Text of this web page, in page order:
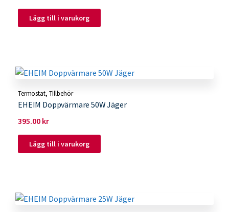
Lägg till i varukorg
Termostat, Tillbehör
EHEIM Doppvärmare 50W Jäger
395.00 kr
Lägg till i varukorg